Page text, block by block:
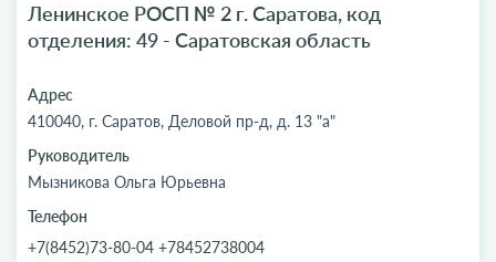
Ленинское РОСП № 2 г. Саратова, код
отделения: 49 - Саратовская область
Адрес
410040, г. Саратов, Деловой пр-д, д. 13 "а"
Руководитель
Мызникова Ольга Юрьевна
Телефон
+7(8452)73-80-04 +78452738004